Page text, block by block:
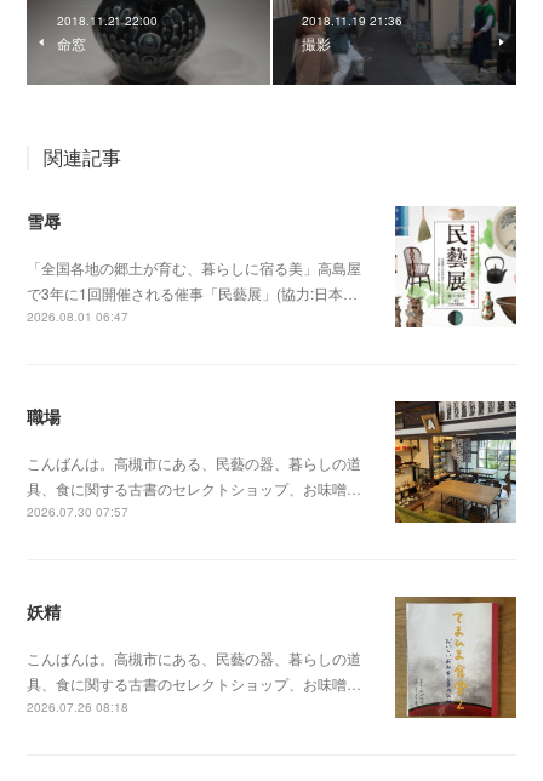
2018.11.21 22:00
命窓
2018.11.19 21:36
撮影
関連記事
雪辱
「全国各地の郷土が育む、暮らしに宿る美」高島屋
で3年に1回開催される催事「民藝展」(協力:日本…
2026.08.01 06:47
職場
こんばんは。高槻市にある、民藝の器、暮らしの道
具、食に関する古書のセレクトショップ、お味噌…
2026.07.30 07:57
妖精
こんばんは。高槻市にある、民藝の器、暮らしの道
具、食に関する古書のセレクトショップ、お味噌…
2026.07.26 08:18